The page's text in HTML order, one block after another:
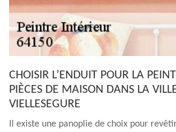
CHOISIR L’ENDUIT POUR LA
PIÈCES DE MAISON DANS LA
VIELLESEGURE
Il existe une panoplie de choix pour